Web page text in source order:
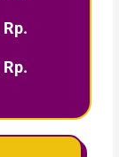
Rp.
Rp.